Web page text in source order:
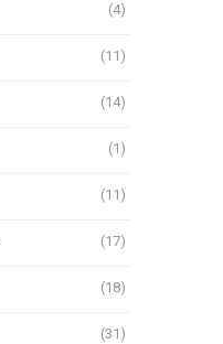
(4)
(11)
(14)
(1)
(11)
(17)
(18)
(31)